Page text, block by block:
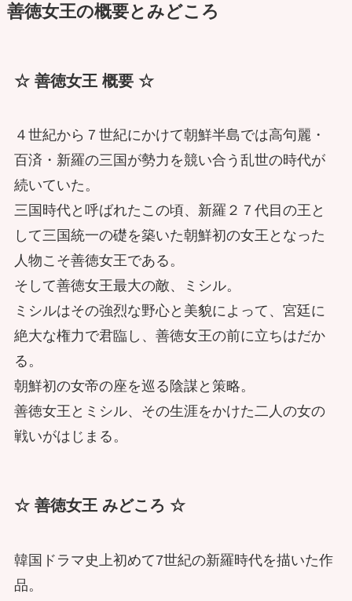
善徳女王の概要とみどころ
☆ 善徳女王 概要 ☆
４世紀から７世紀にかけて朝鮮半島では高句麗・
百済・新羅の三国が勢力を競い合う乱世の時代が
続いていた。
三国時代と呼ばれたこの頃、新羅２７代目の王と
して三国統一の礎を築いた朝鮮初の女王となった
人物こそ善徳女王である。
そして善徳女王最大の敵、ミシル。
ミシルはその強烈な野心と美貌によって、宮廷に
絶大な権力で君臨し、善徳女王の前に立ちはだか
る。
朝鮮初の女帝の座を巡る陰謀と策略。
善徳女王とミシル、その生涯をかけた二人の女の
戦いがはじまる。
☆ 善徳女王 みどころ ☆
韓国ドラマ史上初めて7世紀の新羅時代を描いた作
品。